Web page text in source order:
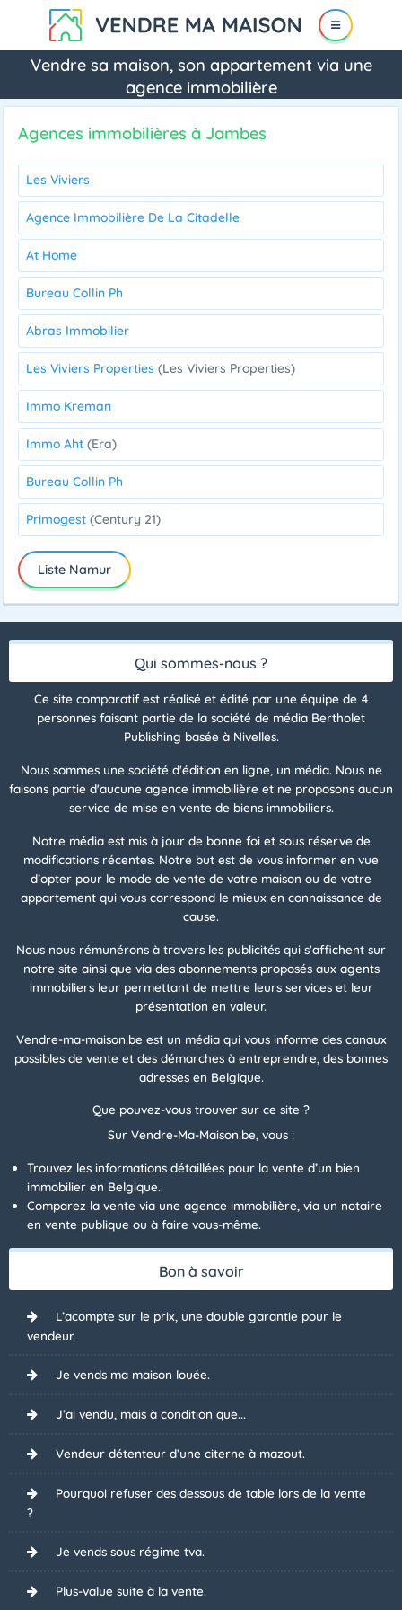
Vendre sa maison, son appartement via une
agence immobilière
Agences immobilières à Jambes
Les Viviers
Agence Immobilière De La Citadelle
At Home
Bureau Collin Ph
Abras Immobilier
Les Viviers Properties (Les Viviers Properties)
Immo Kreman
Immo Aht (Era)
Bureau Collin Ph
Primogest (Century 21)
Liste Namur
Qui sommes-nous ?
Ce site comparatif est réalisé et édité par une équipe de 4
personnes faisant partie de la société de média Bertholet
Publishing basée à Nivelles.
Nous sommes une société d'édition en ligne, un média. Nous ne
faisons partie d'aucune agence immobilière et ne proposons aucun
service de mise en vente de biens immobiliers.
Notre média est mis à jour de bonne foi et sous réserve de
modifications récentes. Notre but est de vous informer en vue
d’opter pour le mode de vente de votre maison ou de votre
appartement qui vous correspond le mieux en connaissance de
cause.
Nous nous rémunérons à travers les publicités qui s'affichent sur
notre site ainsi que via des abonnements proposés aux agents
immobiliers leur permettant de mettre leurs services et leur
présentation en valeur.
Vendre-ma-maison.be est un média qui vous informe des canaux
possibles de vente et des démarches à entreprendre, des bonnes
adresses en Belgique.
Que pouvez-vous trouver sur ce site ?
Sur Vendre-Ma-Maison.be, vous :
Trouvez les informations détaillées pour la vente d’un bien
immobilier en Belgique.
Comparez la vente via une agence immobilière, via un notaire
en vente publique ou à faire vous-même.
Bon à savoir
L’acompte sur le prix, une double garantie pour le
vendeur.
Je vends ma maison louée.
J’ai vendu, mais à condition que...
Vendeur détenteur d’une citerne à mazout.
Pourquoi refuser des dessous de table lors de la vente
?
Je vends sous régime tva.
Plus-value suite à la vente.